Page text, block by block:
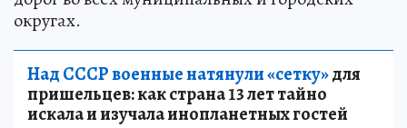
округах.
Над СССР военные натянули «сетку»для
пришельцев: как страна 13 лет тайно
искала и изучала инопланетных гостей